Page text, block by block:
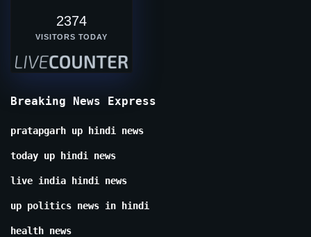
2374
VISITORS TODAY
Breaking News Express
pratapgarh up hindi news
today up hindi news
live india hindi news
up politics news in hindi
health news